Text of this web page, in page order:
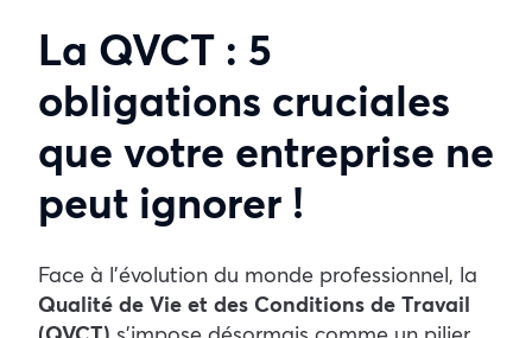
La QVCT : 5
obligations cruciales
que votre entreprise ne
peut ignorer !
Face à l’évolution du monde professionnel, la
Qualité de Vie et des Conditions de Travail